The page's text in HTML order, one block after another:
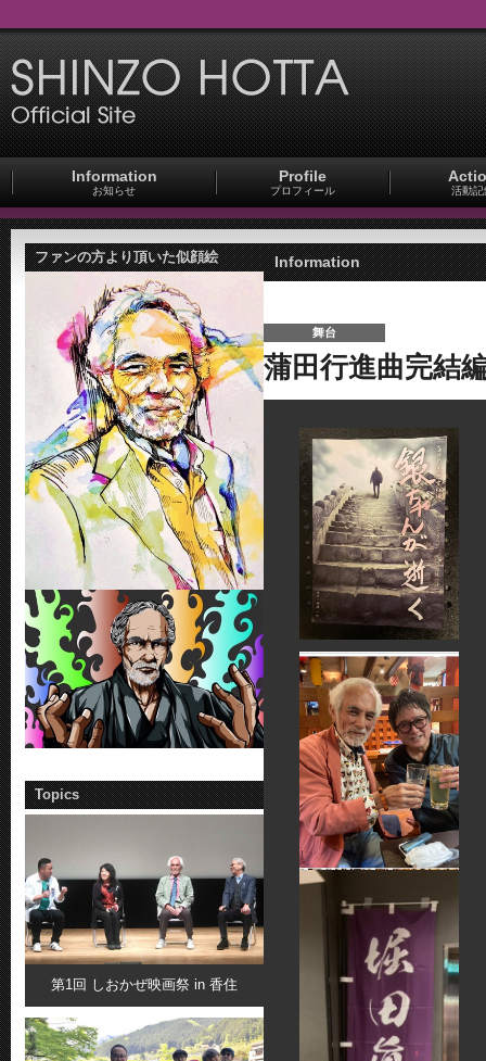
Information
お知らせ
Profile
プロフィール 活動記
ファンの方より頂いた似顔絵
Topics
第1回 しおかぜ映画祭 in 香住
Information
舞台
蒲田行進曲完結